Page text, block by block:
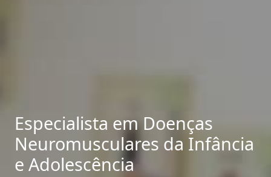
Especialista em Doenças
Neuromusculares da Infância
e Adolescência